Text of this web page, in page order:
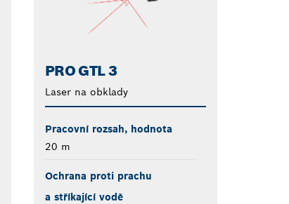
PRO GTL 3
Laser na obklady
Pracovní rozsah, hodnota
20 m
Ochrana proti prachu
a stříkající vodě